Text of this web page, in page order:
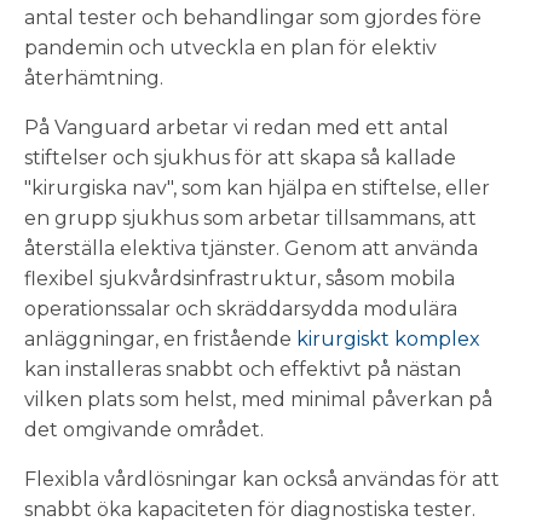
antal tester och behandlingar som gjordes före
pandemin och utveckla en plan för elektiv
återhämtning.
På Vanguard arbetar vi redan med ett antal
stiftelser och sjukhus för att skapa så kallade
"kirurgiska nav", som kan hjälpa en stiftelse, eller
en grupp sjukhus som arbetar tillsammans, att
återställa elektiva tjänster. Genom att använda
flexibel sjukvårdsinfrastruktur, såsom mobila
operationssalar och skräddarsydda modulära
anläggningar, en fristående kirurgiskt komplex
kan installeras snabbt och effektivt på nästan
vilken plats som helst, med minimal påverkan på
det omgivande området.
Flexibla vårdlösningar kan också användas för att
snabbt öka kapaciteten för diagnostiska tester.